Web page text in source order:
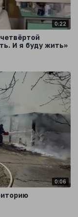
0:22
И я буду жить»
0:06